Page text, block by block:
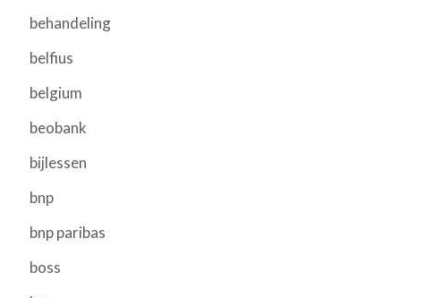
behandeling
belfius
belgium
beobank
bijlessen
bnp
bnp paribas
boss